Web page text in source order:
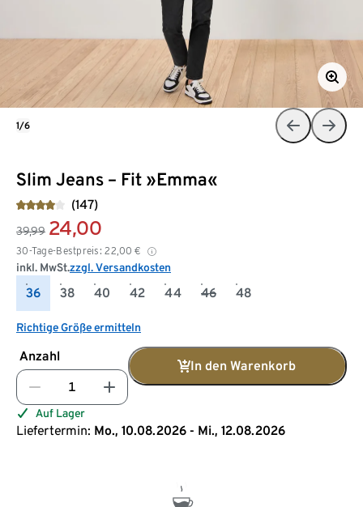
Slim Jeans – Fit »Emma«
(147)
39,99 24,00
30-Tage-Bestpreis: 22,00 €
inkl. MwSt.zzgl. Versandkosten
36 38 40 42 44 46 48
Richtige Größe ermitteln
Anzahl
In den Warenkorb
Auf Lager
Liefertermin: Mo., 10.08.2026 - Mi., 12.08.2026
1/6